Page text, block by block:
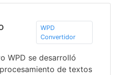
WPD
Convertidor
WPD se desarrolló
de textos